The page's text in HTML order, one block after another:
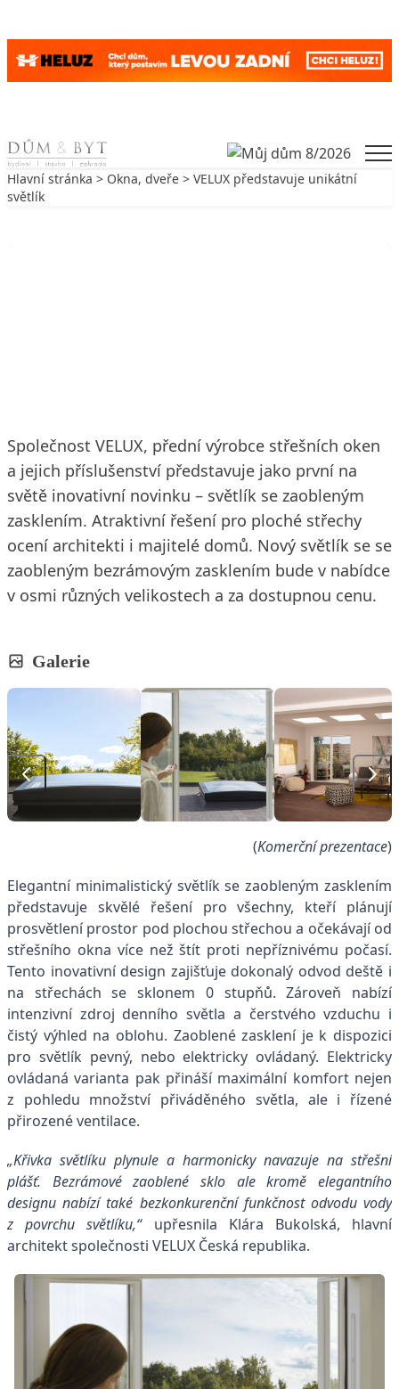
Skip to content
Hlavní stránka > Okna, dveře > VELUX představuje unikátní
světlík
Společnost VELUX, přední výrobce střešních oken
a jejich příslušenství představuje jako první na
světě inovativní novinku – světlík se zaobleným
zasklením. Atraktivní řešení pro ploché střechy
ocení architekti i majitelé domů. Nový světlík se se
zaobleným bezrámovým zasklením bude v nabídce
v osmi různých velikostech a za dostupnou cenu.
Galerie
(Komerční prezentace)
Elegantní minimalistický světlík se zaobleným zasklením
představuje skvělé řešení pro všechny, kteří plánují
prosvětlení prostor pod plochou střechou a očekávají od
střešního okna více než štít proti nepříznivému počasí.
Tento inovativní design zajišťuje dokonalý odvod deště i
na střechách se sklonem 0 stupňů. Zároveň nabízí
intenzivní zdroj denního světla a čerstvého vzduchu i
čistý výhled na oblohu. Zaoblené zasklení je k dispozici
pro světlík pevný, nebo elektricky ovládaný. Elektricky
ovládaná varianta pak přináší maximální komfort nejen
z pohledu množství přiváděného světla, ale i řízené
přirozené ventilace.
„Křivka světlíku plynule a harmonicky navazuje na střešní
plášť. Bezrámové zaoblené sklo ale kromě elegantního
designu nabízí také bezkonkurenční funkčnost odvodu vody
z povrchu světlíku,“upřesnila Klára Bukolská, hlavní
architekt společnosti VELUX Česká republika.